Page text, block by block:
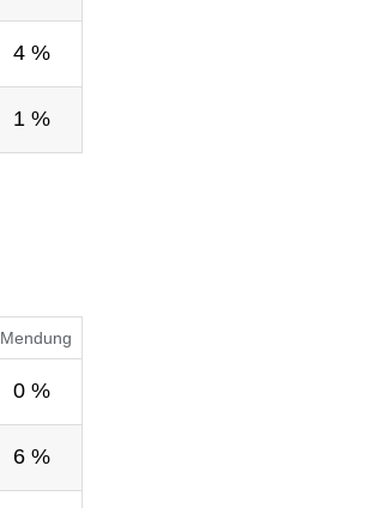
4 %
1 %
Mendung
0 %
6 %